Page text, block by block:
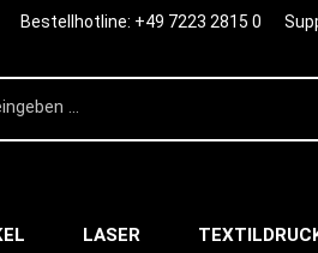
Bestellhotline: +49 7223 2815 0
LASER